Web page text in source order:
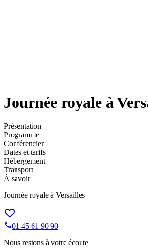
Journée royale à
Présentation
Programme
Conférencier
Dates et tarifs
Hébergement
Transport
À savoir
Journée royale à Versailles
01 45 61 90 90
Nous restons à votre écoute